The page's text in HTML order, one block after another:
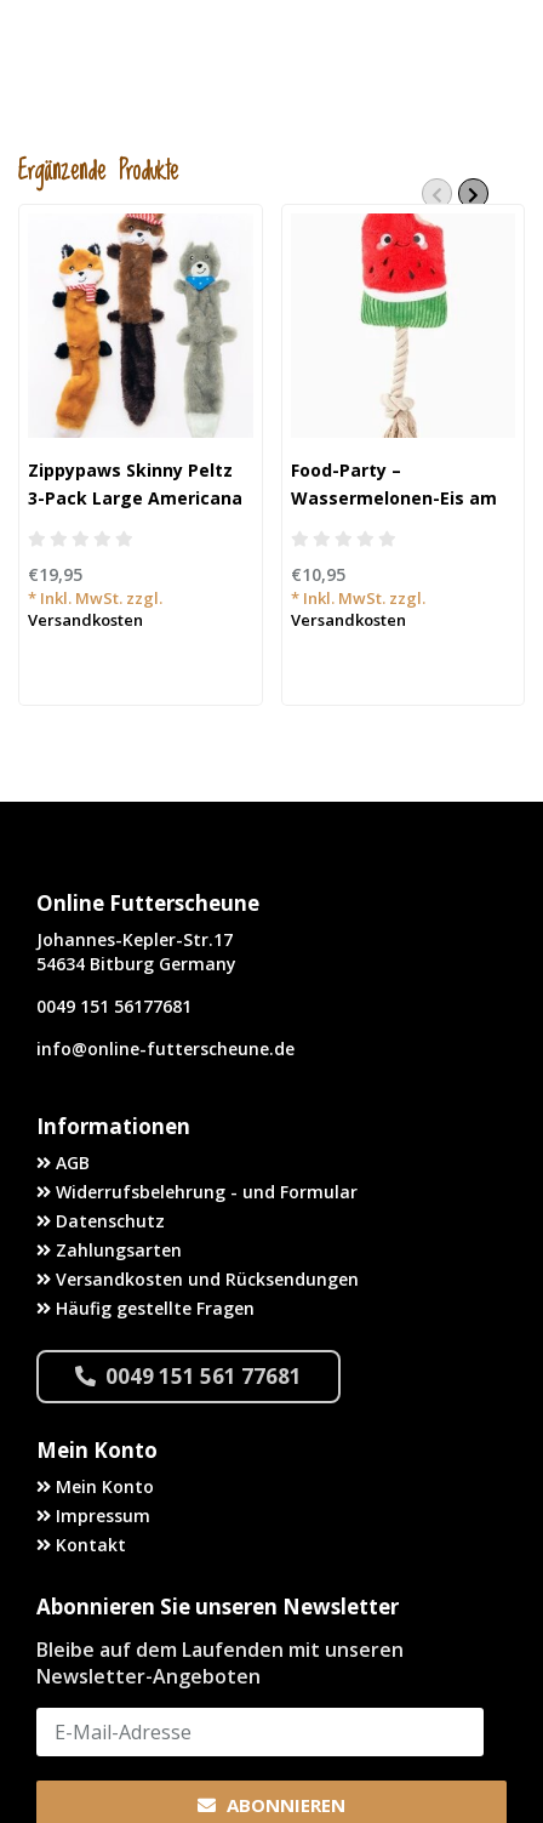
Ergänzende Produkte
Zippypaws Skinny Peltz
3-Pack Large Americana
€19,95
* Inkl. MwSt. zzgl.
Versandkosten
Food-Party –
Wassermelonen-Eis am
Stiel
€10,95
* Inkl. MwSt. zzgl.
Versandkosten
Online Futterscheune
Johannes-Kepler-Str.17
54634 Bitburg Germany
0049 151 56177681
info@online-futterscheune.de
Informationen
AGB
Widerrufsbelehrung - und Formular
Datenschutz
Zahlungsarten
Versandkosten und Rücksendungen
Häufig gestellte Fragen
0049 151 561 77681
Mein Konto
Mein Konto
Impressum
Kontakt
Abonnieren Sie unseren Newsletter
Bleibe auf dem Laufenden mit unseren
Newsletter-Angeboten
ABONNIEREN